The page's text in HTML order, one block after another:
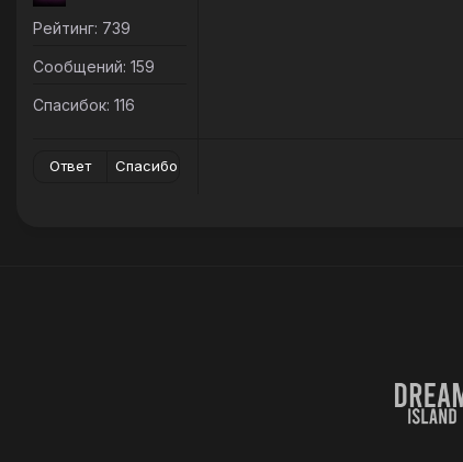
Рейтинг: 739
Сообщений: 159
Спасибок: 116
Ответ Спасибо